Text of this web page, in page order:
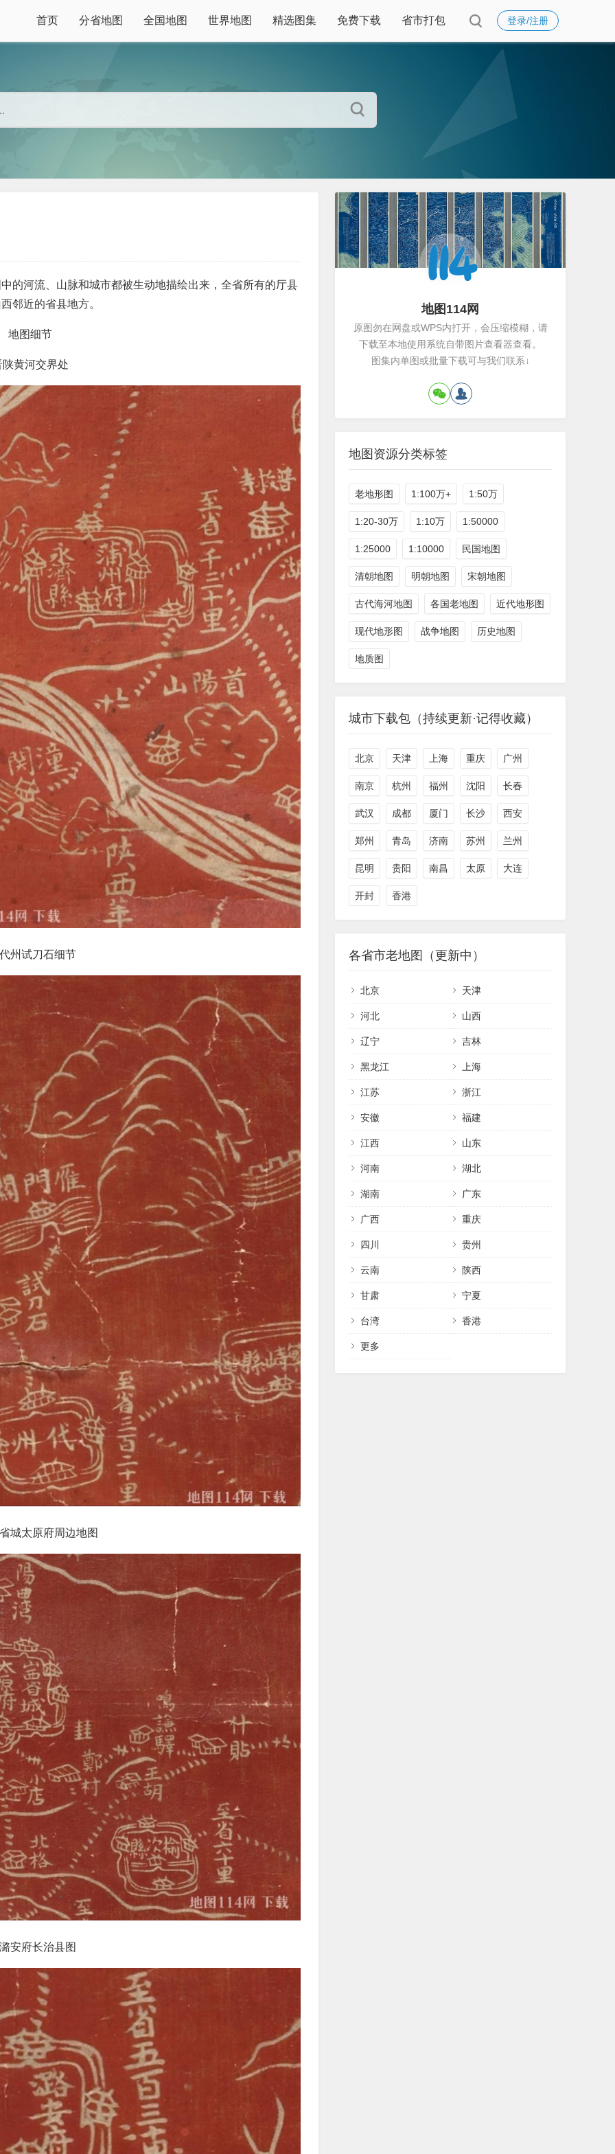
登录/注册
首页 分省地图 全国地图 世界地图 精选图集 免费下载 省市打包
的河流、山脉和城市都被生动地描绘出来，全省所有的厅县
邻近的省县地方。
地图细节
陕黄河交界处
州试刀石细节
城太原府周边地图
安府长治县图
地图114网
原图勿在网盘或WPS内打开，会压缩模糊，请
下载至本地使用系统自带图片查看器查看。
图集内单图或批量下载可与我们联系↓
地图资源分类标签
老地形图 1:100万+ 1:50万
1:20-30万 1:10万 1:50000
1:25000 1:10000 民国地图
清朝地图 明朝地图 宋朝地图
古代海河地图 各国老地图 近代地形图
现代地形图 战争地图 历史地图
地质图
城市下载包（持续更新·记得收藏）
北京 天津 上海 重庆 广州
南京 杭州 福州 沈阳 长春
武汉 成都 厦门 长沙 西安
郑州 青岛 济南 苏州 兰州
昆明 贵阳 南昌 太原 大连
开封 香港
各省市老地图（更新中）
北京 天津
河北 山西
辽宁 吉林
黑龙江 上海
江苏 浙江
安徽 福建
江西 山东
河南 湖北
湖南 广东
广西 重庆
四川 贵州
云南 陕西
甘肃 宁夏
台湾 香港
更多